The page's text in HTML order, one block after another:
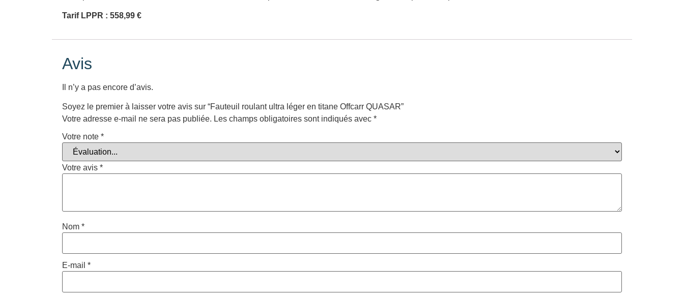
Tarif LPPR : 558,99 €
Avis
Il n’y a pas encore d’avis.
Soyez le premier à laisser votre avis sur “Fauteuil roulant ultra léger en titane Offcarr QUASAR”
Votre adresse e-mail ne sera pas publiée. Les champs obligatoires sont indiqués avec *
Votre note *
Votre avis *
Nom *
E-mail *